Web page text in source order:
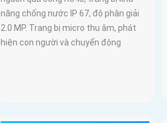
năng chống nước IP 67, độ phân giải
2.0 MP. Trang bị micro thu âm, phát
hiện con người và chuyển động